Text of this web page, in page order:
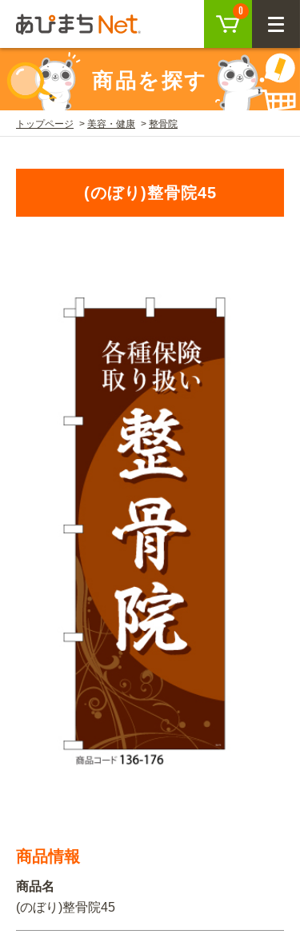
0
CLOSE
ログイン
会員登録
注目キーワード
韓国グルメ 駐車場
CATEGORY
飲食 住まい・暮らし
美容・健康
イベント・季節 不動産・建築
カルチャー・教養
車・バイク関連
OTHER ITEMS
関連アイテムを見る
ご利用ガイド トップ
取り扱い商品一覧
既製デザイン商品注文方法
オリジナルオーダー注文方法
料金一覧
お届け納期と配送方法
お支払方法
初めての方へ
BEGINNER'S GUIDE
初めての方へ トップ
商品について
お客様の声
よくある質問
オリジナルオーダー制作事例
商品を探す
トップページ 美容・健康 整骨院
(のぼり)整骨院45
商品情報
商品名
(のぼり)整骨院45